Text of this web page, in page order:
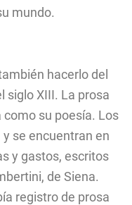
mundo.
hacerlo del
siglo XIII. La prosa
su poesía. Los
se encuentran en
y gastos, escritos
de Siena.
registro de prosa